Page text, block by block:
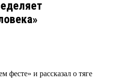
фесте» и рассказал о тяге